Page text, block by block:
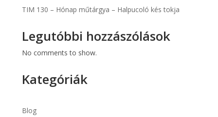
TIM 130 – Hónap műtárgya – Halpucoló kés tokja
Legutóbbi hozzászólások
No comments to show.
Kategóriák
Blog